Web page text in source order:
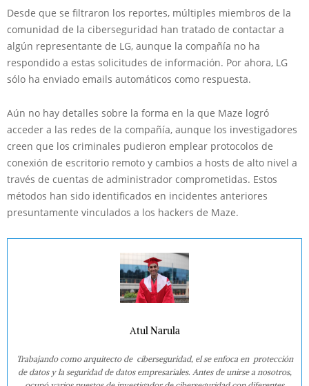
Desde que se filtraron los reportes, múltiples miembros de la
comunidad de la ciberseguridad han tratado de contactar a
algún representante de LG, aunque la compañía no ha
respondido a estas solicitudes de información. Por ahora, LG
sólo ha enviado emails automáticos como respuesta.
Aún no hay detalles sobre la forma en la que Maze logró
acceder a las redes de la compañía, aunque los investigadores
creen que los criminales pudieron emplear protocolos de
conexión de escritorio remoto y cambios a hosts de alto nivel a
través de cuentas de administrador comprometidas. Estos
métodos han sido identificados en incidentes anteriores
presuntamente vinculados a los hackers de Maze.
Atul Narula
Trabajando como arquitecto de ciberseguridad, el se enfoca en protección
de datos y la seguridad de datos empresariales. Antes de unirse a nosotros,